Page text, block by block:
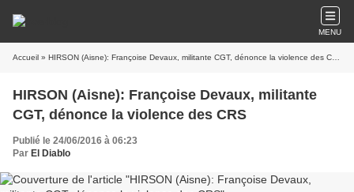
MENU
Accueil » HIRSON (Aisne): Françoise Devaux, militante CGT, dénonce la violence des CRS
HIRSON (Aisne): Françoise Devaux, militante
CGT, dénonce la violence des CRS
Publié le 24/06/2016 à 06:23
Par El Diablo